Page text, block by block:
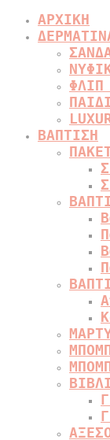
ΑΡΧΙΚΗ
ΦΛΙΠ
ΒΑΠΤΙΣΗ